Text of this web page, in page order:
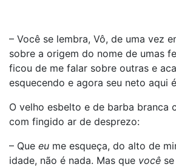
– Você se lembra, Vô, de uma vez
sobre a origem do nome de umas
ficou de me falar sobre outras e
esquecendo e agora seu neto aqui
O velho esbelto e de barba branca
com fingido ar de desprezo:
– Que eu me esqueça, do alto de
idade, não é nada. Mas que você